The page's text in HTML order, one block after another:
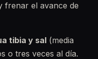
frenar el avance de
tibia y sal (media
o tres veces al día.